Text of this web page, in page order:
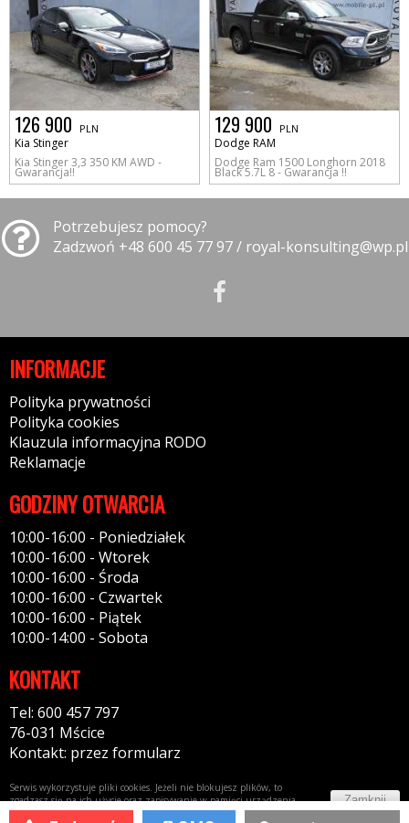
126 900 PLN
Kia Stinger
Kia Stinger 3,3 350 KM AWD -
Gwarancja!!
129 900 PLN
Dodge RAM
Dodge Ram 1500 Longhorn 2018
Black 5.7L 8 - Gwarancja !!
Potrzebujesz pomocy?
Zadzwoń +48 600 45 77 97 / royal-konsulting@wp.pl
INFORMACJE
Polityka prywatności
Polityka cookies
Klauzula informacyjna RODO
Reklamacje
GODZINY OTWARCIA
10:00-16:00 - Poniedziałek
10:00-16:00 - Wtorek
10:00-16:00 - Środa
10:00-16:00 - Czwartek
10:00-16:00 - Piątek
10:00-14:00 - Sobota
KONTAKT
Tel: 600 457 797
76-031 Mścice
Kontakt: przez formularz
Serwis wykorzystuje pliki cookies. Jeżeli nie blokujesz plików, to
zgadzasz się na ich użycie oraz zapisywanie w pamięci urządzenia.
Więcej informacji wpolityce prywatności
Zamknij